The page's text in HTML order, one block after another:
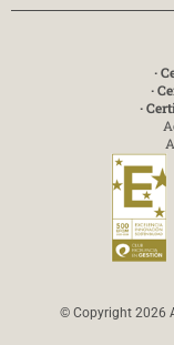
·
·
·
© Copyright 2026